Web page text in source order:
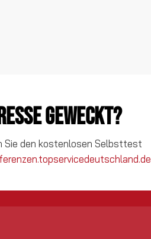
geweckt?
Sie den kostenlosen Selbsttest